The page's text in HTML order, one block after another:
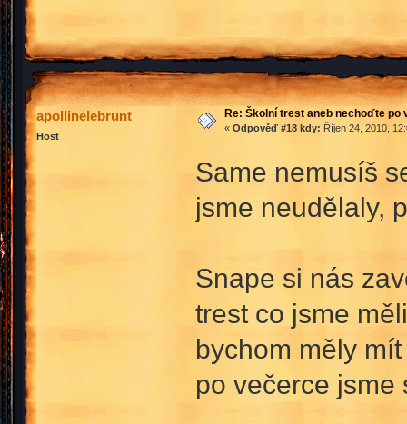
apollinelebrunt
Host
Re: Školní trest aneb nechoďte po
« Odpověď #18 kdy: Říjen 24, 2010,
Same nemusíš
jsme neudělaly,
Snape si nás
trest co jsme
bychom měly
po večerce jsme